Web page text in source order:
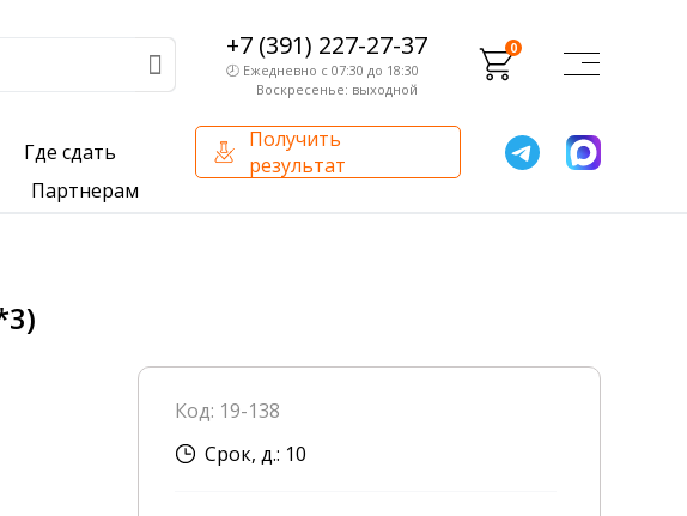
+7 (391) 227-27-37
🕗 Ежедневно с 07:30 до 18:30
Воскресенье: выходной
0
Где сдать
Партнерам
Получить
результат
3 999 ₽
Внутренний аудит
Код: 19-138
Срок, д.: 10